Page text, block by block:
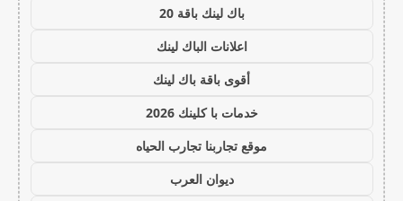
باك لينك باقة 20
اعلانات الباك لينك
أقوى باقة باك لينك
خدمات با كلينك 2026
موقع تجاربنا تجارب الحياه
ديوان العرب